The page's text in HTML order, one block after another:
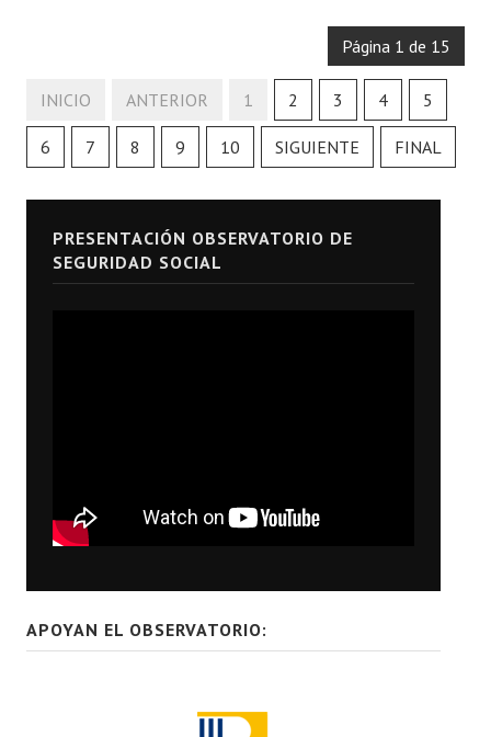
Página 1 de 15
INICIO ANTERIOR 1 2 3 4 5
6 7 8 9 10 SIGUIENTE FINAL
PRESENTACIÓN OBSERVATORIO DE
SEGURIDAD SOCIAL
APOYAN EL OBSERVATORIO: